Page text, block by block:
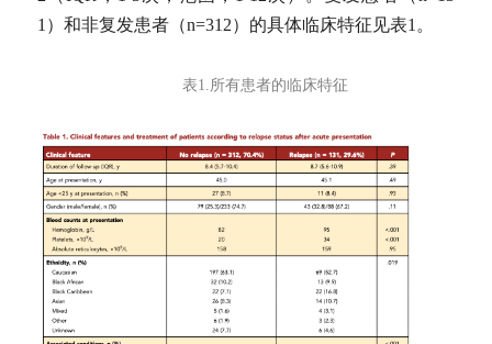
1）和非复发患者（n=312）的具体临床特征见表1。
表1.所有患者的临床特征